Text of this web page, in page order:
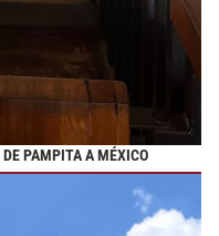
PAMPITA A MÉXICO